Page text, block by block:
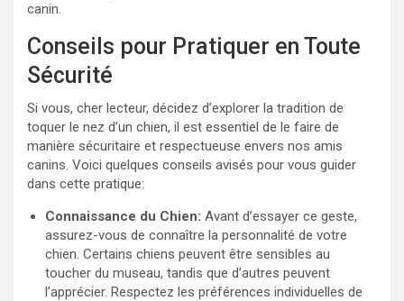
canin.
Conseils pour Pratiquer en Toute
Sécurité
Si vous, cher lecteur, décidez d’explorer la tradition de
toquer le nez d’un chien, il est essentiel de le faire de
manière sécuritaire et respectueuse envers nos amis
canins. Voici quelques conseils avisés pour vous guider
dans cette pratique:
Connaissance du Chien: Avant d’essayer ce geste,
assurez-vous de connaître la personnalité de votre
chien. Certains chiens peuvent être sensibles au
toucher du museau, tandis que d’autres peuvent
l’apprécier. Respectez les préférences individuelles de